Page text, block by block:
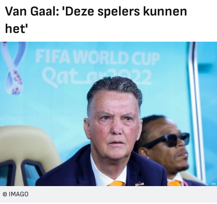
Van Gaal: 'Deze spelers kunnen
het'
© IMAGO